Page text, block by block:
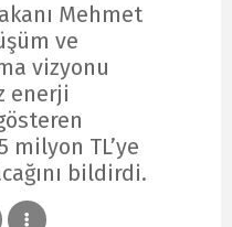
Mehmet
ve
vizyonu
enerji
TL’ye
bildirdi.